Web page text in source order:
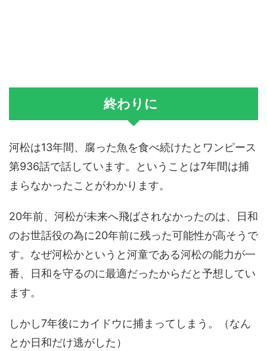
終わりに
河松は13年間、腐った魚を食べ続けたとワンピース
第936話で話しています。ということは7年間は捕
まらなかったことがわかります。
20年前、河松が未来へ飛ばされなかったのは、日和
のお世話役の為に20年前に残った可能性が高そうで
す。なぜ河松かというと河童である河松の能力が一
番、日和を守るのに最適だったからだと予想してい
ます。
しかし7年後にカイドウに捕まってしまう。（なん
とか日和だけ逃がした）